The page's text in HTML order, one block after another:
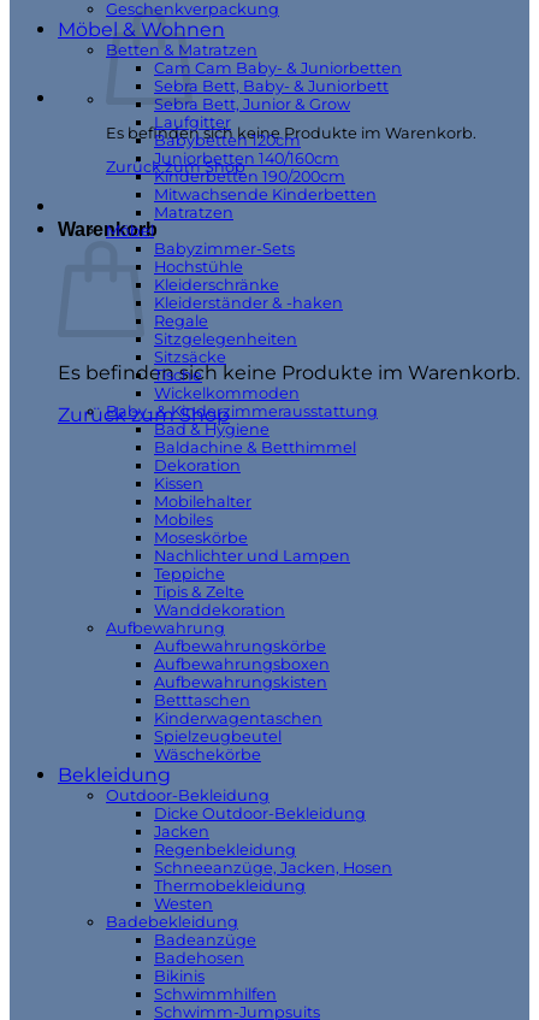
Es befinden sich keine Produkte im Warenkorb.
Zurück zum Shop
Warenkorb
Es befinden sich keine Produkte im Warenkorb.
Zurück zum Shop
Geschenkverpackung
Möbel & Wohnen
Betten & Matratzen
Cam Cam Baby- & Juniorbetten
Sebra Bett, Baby- & Juniorbett
Sebra Bett, Junior & Grow
Laufgitter
Babybetten 120cm
Juniorbetten 140/160cm
Kinderbetten 190/200cm
Mitwachsende Kinderbetten
Matratzen
Möbel
Babyzimmer-Sets
Hochstühle
Kleiderschränke
Kleiderständer & -haken
Regale
Sitzgelegenheiten
Sitzsäcke
Tische
Wickelkommoden
Baby- & Kinderzimmerausstattung
Bad & Hygiene
Baldachine & Betthimmel
Dekoration
Kissen
Mobilehalter
Mobiles
Moseskörbe
Nachlichter und Lampen
Teppiche
Tipis & Zelte
Wanddekoration
Aufbewahrung
Aufbewahrungskörbe
Aufbewahrungsboxen
Aufbewahrungskisten
Betttaschen
Kinderwagentaschen
Spielzeugbeutel
Wäschekörbe
Bekleidung
Outdoor-Bekleidung
Dicke Outdoor-Bekleidung
Jacken
Regenbekleidung
Schneeanzüge, Jacken, Hosen
Thermobekleidung
Westen
Badebekleidung
Badeanzüge
Badehosen
Bikinis
Schwimmhilfen
Schwimm-Jumpsuits